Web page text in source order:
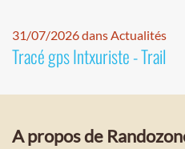
31/07/2026 dans Actualités
Tracé gps Intxuriste - Trail
A propos de